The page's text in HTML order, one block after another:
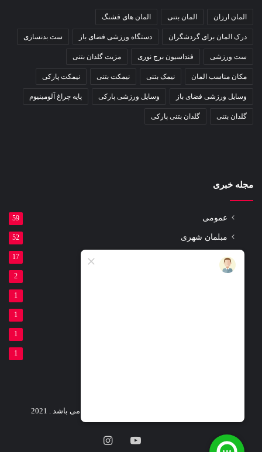
المان ارزان المان بتنی المان های قشنگ
درک المان برای گردشگران دستگاه ورزشی فضای باز ست بدنسازی
ست ورزشی فنداسیون برج نوری مزیت گلدان بتنی
مکان مناسب المان نیمک بتنی نیمکت بتنی نیمکت پارکی
وسایل ورزشی فضای باز وسایل ورزشی پارکی پایه چراغ آلومینیوم
گلدان بتنی گلدان بتنی پارکی
مجله خبری
عمومی 59
مبلمان شهری 52
مقالات 17
ست ورزشی پارکی 2
1
1
1
1
کلیه حقوق این وب سایت متعلق شرکت لئو پارک می باشد . 2021
یوتیوباینستاگرام